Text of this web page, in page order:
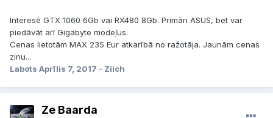
Interesē GTX 1060 6Gb vai RX480 8Gb. Primāri ASUS, bet var
piedāvāt arī Gigabyte modeļus.
Cenas lietotām MAX 235 Eur atkarībā no ražotāja. Jaunām cenas
zinu...
Labots Aprīlis 7, 2017 - Ziich
Ze Baarda